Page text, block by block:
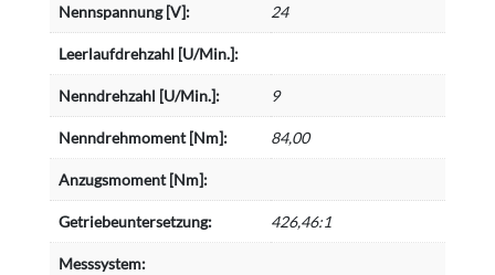
Nennspannung [V]: 24
Leerlaufdrehzahl [U/Min.]:
Nenndrehzahl [U/Min.]: 9
Nenndrehmoment [Nm]: 84,00
Anzugsmoment [Nm]:
Getriebeuntersetzung: 426,46:1
Messsystem: